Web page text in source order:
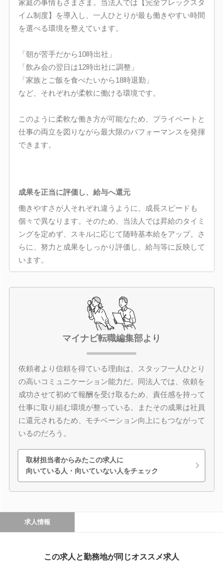
家庭の事情もさまざま。当法人では【完全フレックスタ
イム制度】を導入し、一人ひとりが最も働きやすい時間
を選べる環境を整えています。
「朝が苦手だから10時出社」
「飲み会の翌日は12時出社に調整」
「家族とご飯を食べたいから18時退勤」
など、それぞれが柔軟に働ける環境です。
このように柔軟な働き方が可能なため、プライベートと
仕事の両立を図りながら最大限のパフォーマンスを発揮
できます。
成果を正当に評価し、給与へ還元
働きやすさが人それぞれ違うように、成長スピードも
個々で異なります。そのため、当法人では昇給のタイミ
ングを定めず、スキルに応じて随時基本給をアップ。さ
らに、努力と成果をしっかり評価し、給与等に反映して
います。
マイナビ転職編集部より
依頼者より信頼を得ている理由は、スタッフ一人ひとり
の高いコミュニケーション能力だ。同法人では、依頼を
成功させて初めて報酬を受け取るため、責任感を持って
仕事に取り組む環境が整っている。またその成果は社員
に還元されるため、モチベーション向上にもつながって
いるのだろう。
取材担当者からみたこの求人に
向いている人・向いていない人をチェック
求人情報
この求人と勤務地が同じオススメ求人